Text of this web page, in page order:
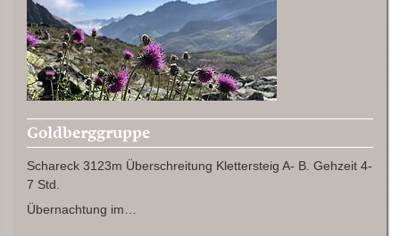
Goldberggruppe
Schareck 3123m Überschreitung Klettersteig A- B. Gehzeit 4-
7 Std.
Übernachtung im…